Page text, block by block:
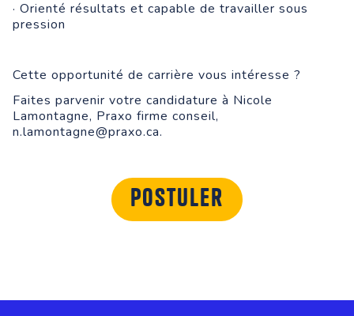
· Orienté résultats et capable de travailler sous
pression
Cette opportunité de carrière vous intéresse ?
Faites parvenir votre candidature à Nicole
Lamontagne, Praxo firme conseil,
n.lamontagne@praxo.ca.
Postuler